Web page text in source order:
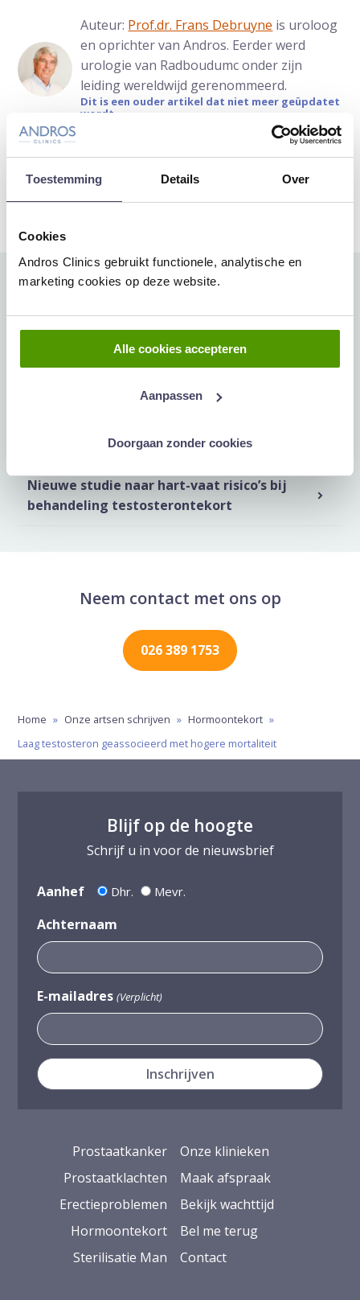
Toestemming Details Over
Cookies
Andros Clinics gebruikt functionele, analytische en
marketing cookies op deze website.
Alle cookies accepteren
Aanpassen
Doorgaan zonder cookies
Auteur: Prof.dr. Frans Debruyne is uroloog
en oprichter van Andros. Eerder werd
urologie van Radboudumc onder zijn
leiding wereldwijd gerenommeerd.
Dit is een ouder artikel dat niet meer geüpdatet
wordt
Deel artikel:
Deel via WhatsApp
Deel dit via Whatsapp Delen via de
Meer artikelen hierover:
Amerikaanse militairen krijgen mogelijk
testosteronbehandeling, maar arts ziet
probleem? AD vroeg het onze uroloog
Nieuwe studie naar hart-vaat risico’s bij
behandeling testosterontekort
Neem contact met ons op
026 389 1753
Home » Onze artsen schrijven » Hormoontekort »
Laag testosteron geassocieerd met hogere mortaliteit
Blijf op de hoogte
Schrijf u in voor de nieuwsbrief
Aanhef Dhr. Mevr.
Achternaam
E-mailadres (Verplicht)
Prostaatkanker
Prostaatklachten
Erectieproblemen
Hormoontekort
Sterilisatie Man
Onze klinieken
Maak afspraak
Bekijk wachttijd
Bel me terug
Contact